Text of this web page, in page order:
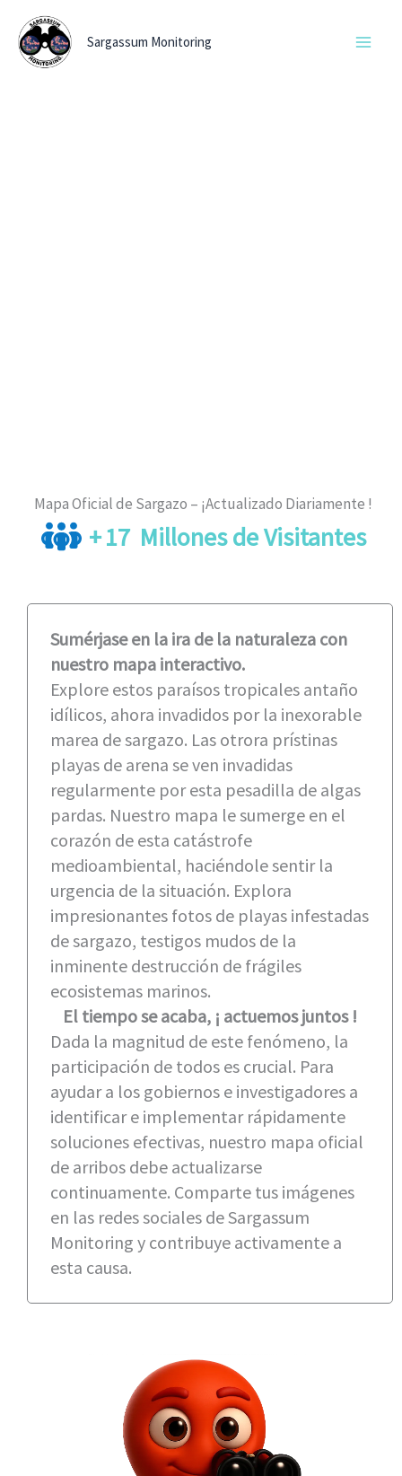
contenido
Sargassum Monitoring
Mapa Oficial de Sargazo – ¡Actualizado Diariamente !
+17 Millones de Visitantes
Sumérjase en la ira de la naturaleza con
nuestro mapa interactivo.
Explore estos paraísos tropicales antaño
idílicos, ahora invadidos por la inexorable
marea de sargazo. Las otrora prístinas
playas de arena se ven invadidas
regularmente por esta pesadilla de algas
pardas. Nuestro mapa le sumerge en el
corazón de esta catástrofe
medioambiental, haciéndole sentir la
urgencia de la situación. Explora
impresionantes fotos de playas infestadas
de sargazo, testigos mudos de la
inminente destrucción de frágiles
ecosistemas marinos.
El tiempo se acaba, ¡ actuemos juntos !
Dada la magnitud de este fenómeno, la
participación de todos es crucial. Para
ayudar a los gobiernos e investigadores a
identificar e implementar rápidamente
soluciones efectivas, nuestro mapa oficial
de arribos debe actualizarse
continuamente. Comparte tus imágenes
en las redes sociales de Sargassum
Monitoring y contribuye activamente a
esta causa.